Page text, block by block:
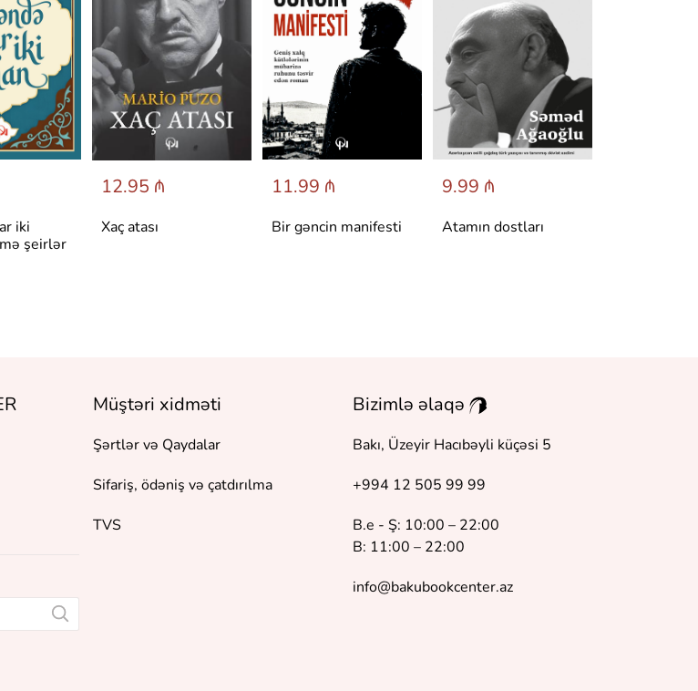
iki
şeirlər
12.95 ₼
Xaç atası
11.99 ₼
Bir gəncin manifesti
9.99 ₼
Atamın dostları
Müştəri xidməti
Şərtlər və Qaydalar
Sifariş, ödəniş və çatdırılma
TVS
Bizimlə əlaqə
Bakı, Üzeyir Hacıbəyli küçəsi 5
+994 12 505 99 99
B.e - Ş: 10:00 – 22:00
B: 11:00 – 22:00
info@bakubookcenter.az